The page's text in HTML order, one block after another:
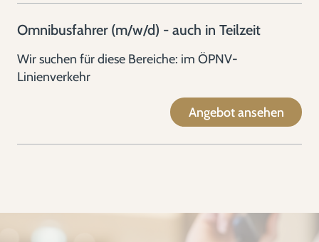
Omnibusfahrer (m/w/d) - auch in Teilzeit
Wir suchen für diese Bereiche: im ÖPNV-
Linienverkehr
Angebot ansehen